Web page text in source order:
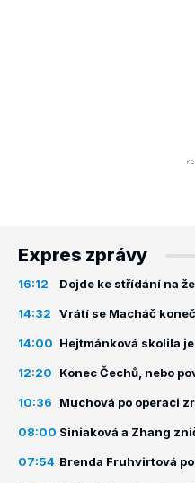
Expres zprávy
16:12 Dojde ke střídání na
14:32 Vrátí se Macháč
14:00 Hejtmánková skolila
12:20 Konec Čechů, nebo
10:36 Muchová po operaci
08:00 Siniaková a Zhang
07:54 Brenda Fruhvirtová